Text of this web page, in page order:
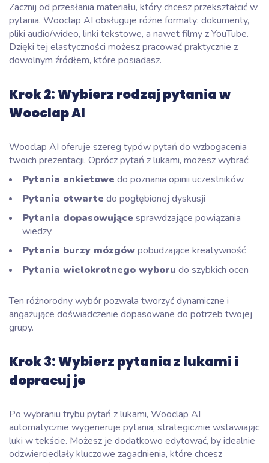
Zacznij od przesłania materiału, który chcesz przekształcić w
pytania. Wooclap AI obsługuje różne formaty: dokumenty,
pliki audio/wideo, linki tekstowe, a nawet filmy z YouTube.
Dzięki tej elastyczności możesz pracować praktycznie z
dowolnym źródłem, które posiadasz.
Krok 2: Wybierz rodzaj pytania w
Wooclap AI
Wooclap AI oferuje szereg typów pytań do wzbogacenia
twoich prezentacji. Oprócz pytań z lukami, możesz wybrać:
Pytania ankietowe do poznania opinii uczestników
Pytania otwarte do pogłębionej dyskusji
Pytania dopasowujące sprawdzające powiązania
wiedzy
Pytania burzy mózgówpobudzające kreatywność
Pytania wielokrotnego wyboru do szybkich ocen
Ten różnorodny wybór pozwala tworzyć dynamiczne i
angażujące doświadczenie dopasowane do potrzeb twojej
grupy.
Krok 3: Wybierz pytania z lukami i
dopracuj je
Po wybraniu trybu pytań z lukami, Wooclap AI
automatycznie wygeneruje pytania, strategicznie wstawiając
luki w tekście. Możesz je dodatkowo edytować, by idealnie
odzwierciedlały kluczowe zagadnienia, które chcesz